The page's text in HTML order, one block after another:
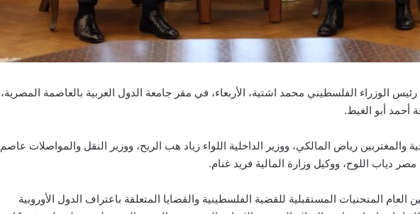
رئيس الوزراء الفلسطيني محمد اشتية، الأربعاء، في مقر جامعة الدول العربية بالعاصمة المصرية،
أحمد أبو الغيط.
والمغتربين رياض المالكي، ووزير الداخلية اللواء زياد هب الريح، ووزير النقل والمواصلات عاصم
دياب اللوح، ووكيل وزارة المالية فريد غنام.
العام المنحنيات المستقبلية للقضية الفلسطينية والقضايا المتعلقة باعتراف الدول الأوروبية